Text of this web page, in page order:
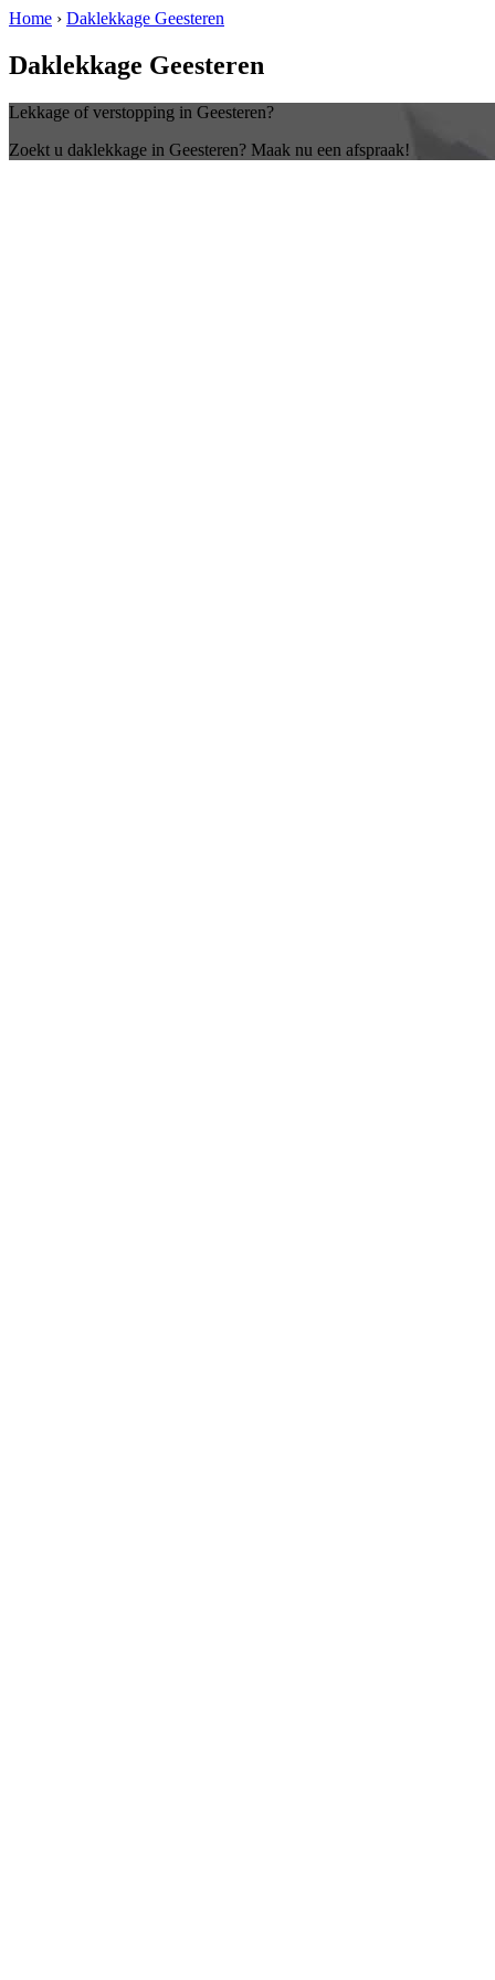
Home › Daklekkage Geesteren
Daklekkage Geesteren
Lekkage of verstopping in Geesteren?
Zoekt u daklekkage in Geesteren? Maak nu een afspraak!